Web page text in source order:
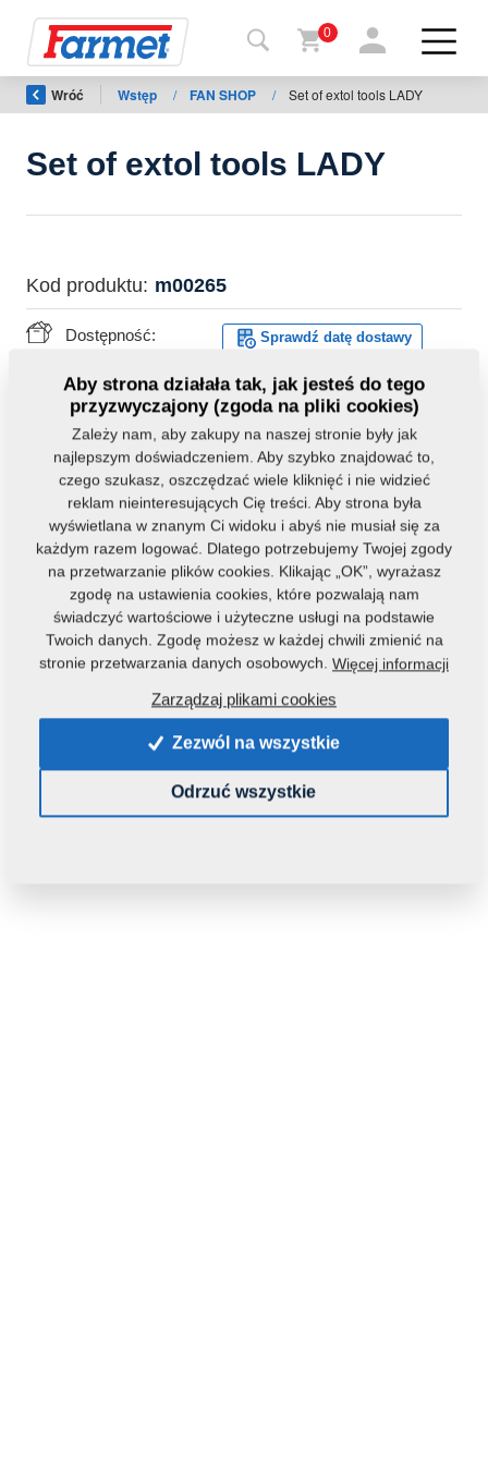
Powrót
do
shop
Moje
maszyny
pobrania
0
Wróć Wstęp / FAN SHOP / Set of extol tools LADY
Set of extol tools LADY
Kod produktu: m00265
Dostępność: Sprawdź datę dostawy
Waga: 0,0000 Kg
Aby strona działała tak, jak jesteś do tego
przyzwyczajony (zgoda na pliki cookies)
Zależy nam, aby zakupy na naszej stronie były jak
najlepszym doświadczeniem. Aby szybko znajdować to,
czego szukasz, oszczędzać wiele kliknięć i nie widzieć
reklam nieinteresujących Cię treści. Aby strona była
wyświetlana w znanym Ci widoku i abyś nie musiał się za
każdym razem logować. Dlatego potrzebujemy Twojej zgody
na przetwarzanie plików cookies. Klikając „OK”, wyrażasz
zgodę na ustawienia cookies, które pozwalają nam
świadczyć wartościowe i użyteczne usługi na podstawie
Twoich danych. Zgodę możesz w każdej chwili zmienić na
stronie przetwarzania danych osobowych. Więcej informacji
Zarządzaj plikami cookies
Zezwól na wszystkie
Odrzuć wszystkie